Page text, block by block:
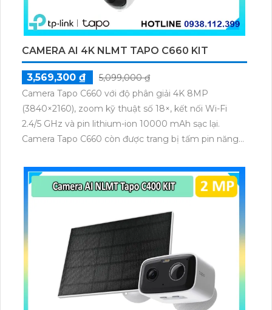
CAMERA AI 4K NLMT TAPO C660 KIT
3,569,300 ₫
5,099,000 ₫
Camera Tapo C660 với độ phân giải 4K 8MP
(3840×2160), zoom kỹ thuật số 18×, kết nối Wi-Fi
2.4/5 GHz và pin lithium-ion 10000 mAh sạc lại.
Camera Tapo C660 còn được trang bị tấm pin năng
thú cưng, phương tiện, lưu trữ thẻ microSD tối đa 512
GB.